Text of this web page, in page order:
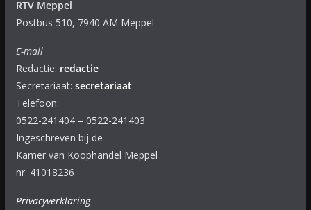
RTV Meppel
Postbus 510, 7940 AM Meppel
E-mail
Redactie: redactie
Secretariaat: secretariaat
Telefoon:
0522-241404 – 0522-241403
Ingeschreven bij de
Kamer van Koophandel Meppel
nr. 41018236
Privacyverklaring